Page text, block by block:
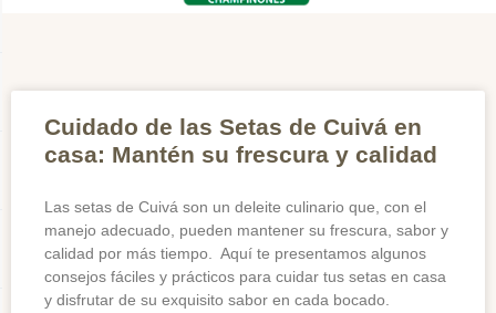
Cuidado de las Setas de Cuivá en
casa: Mantén su frescura y calidad
Las setas de Cuivá son un deleite culinario que, con el
manejo adecuado, pueden mantener su frescura, sabor y
calidad por más tiempo. Aquí te presentamos algunos
consejos fáciles y prácticos para cuidar tus setas en casa
y disfrutar de su exquisito sabor en cada bocado.